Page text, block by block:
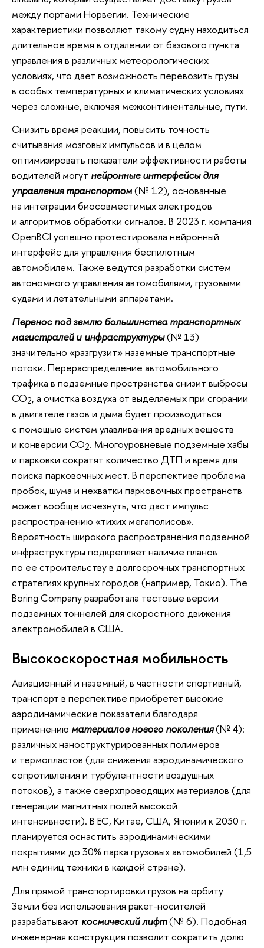
между портами Норвегии. Технические
характеристики позволяют такому судну находиться
длительное время в отдалении от базового пункта
управления в различных метеорологических
условиях, что дает возможность перевозить грузы
в особых температурных и климатических условиях
через сложные, включая межконтинентальные, пути.
Снизить время реакции, повысить точность
считывания мозговых импульсов и в целом
оптимизировать показатели эффективности работы
водителей могут нейронные интерфейсы для
управления транспортом(№ 12), основанные
на интеграции биосовместимых электродов
и алгоритмов обработки сигналов. В 2023 г. компания
OpenBCI успешно протестировала нейронный
интерфейс для управления беспилотным
автомобилем. Также ведутся разработки систем
автономного управления автомобилями, грузовыми
судами и летательными аппаратами.
Перенос под землю большинства транспортных
магистралей и инфраструктуры(№ 13)
значительно «разгрузит» наземные транспортные
потоки. Перераспределение автомобильного
трафика в подземные пространства снизит выбросы
CO2, а очистка воздуха от выделяемых при сгорании
в двигателе газов и дыма будет производиться
с помощью систем улавливания вредных веществ
и конверсии CO2. Многоуровневые подземные хабы
и парковки сократят количество ДТП и время для
поиска парковочных мест. В перспективе проблема
пробок, шума и нехватки парковочных пространств
может вообще исчезнуть, что даст импульс
распространению «тихих мегаполисов».
Вероятность широкого распространения подземной
инфраструктуры подкрепляет наличие планов
по ее строительству в долгосрочных транспортных
стратегиях крупных городов (например, Токио). The
Boring Company разработала тестовые версии
подземных тоннелей для скоростного движения
электромобилей в США.
Высокоскоростная мобильность
Авиационный и наземный, в частности спортивный,
транспорт в перспективе приобретет высокие
аэродинамические показатели благодаря
применению материалов нового поколения(№ 4):
различных наноструктурированных полимеров
и термопластов (для снижения аэродинамического
сопротивления и турбулентности воздушных
потоков), а также сверхпроводящих материалов (для
генерации магнитных полей высокой
интенсивности). В ЕС, Китае, США, Японии к 2030 г.
планируется оснастить аэродинамическими
покрытиями до 30% парка грузовых автомобилей (1,5
млн единиц техники в каждой стране).
Для прямой транспортировки грузов на орбиту
Земли без использования ракет-носителей
разрабатывают космический лифт(№ 6). Подобная
инженерная конструкция позволит сократить долю